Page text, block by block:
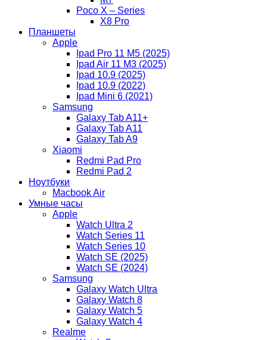
Poco X – Series
X8 Pro
Планшеты
Apple
Ipad Pro 11 M5 (2025)
Ipad Air 11 M3 (2025)
Ipad 10.9 (2025)
Ipad 10.9 (2022)
Ipad Mini 6 (2021)
Samsung
Galaxy Tab A11+
Galaxy Tab A11
Galaxy Tab A9
Xiaomi
Redmi Pad Pro
Redmi Pad 2
Ноутбуки
Macbook Air
Умные часы
Apple
Watch Ultra 2
Watch Series 11
Watch Series 10
Watch SE (2025)
Watch SE (2024)
Samsung
Galaxy Watch Ultra
Galaxy Watch 8
Galaxy Watch 5
Galaxy Watch 4
Realme